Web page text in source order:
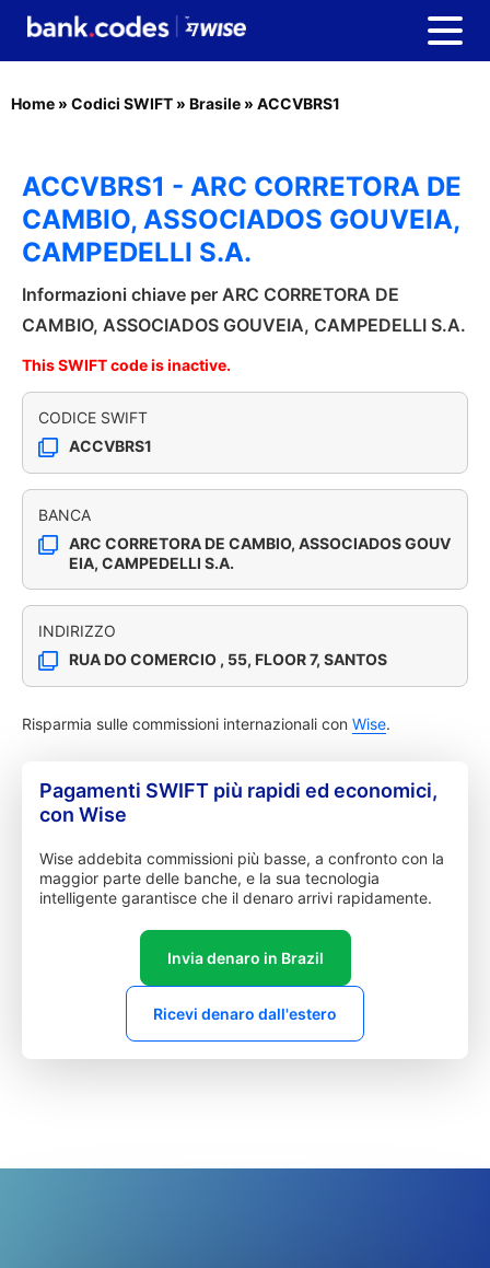
Home » Codici SWIFT » Brasile » ACCVBRS1
ACCVBRS1 - ARC CORRETORA DE
CAMBIO, ASSOCIADOS GOUVEIA,
CAMPEDELLI S.A.
Informazioni chiave per ARC CORRETORA DE
CAMBIO, ASSOCIADOS GOUVEIA, CAMPEDELLI S.A.
This SWIFT code is inactive.
CODICE SWIFT
ACCVBRS1
BANCA
ARC CORRETORA DE CAMBIO, ASSOCIADOS GOUV
EIA, CAMPEDELLI S.A.
INDIRIZZO
RUA DO COMERCIO , 55, FLOOR 7, SANTOS
Risparmia sulle commissioni internazionali con Wise.
Pagamenti SWIFT più rapidi ed economici,
con Wise
Wise addebita commissioni più basse, a confronto con la
maggior parte delle banche, e la sua tecnologia
intelligente garantisce che il denaro arrivi rapidamente.
Invia denaro in Brazil
Ricevi denaro dall'estero